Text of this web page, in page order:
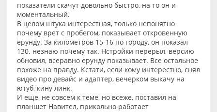
показатели скачут довольно быстро, на то он и
моментальный.
В целом штука интерестная, только непонятно
почему врет с пробегом, показывает откровенную
ерунду. За километров 15-16 по городу, он показал
130. незнаю почему так. Нстройки перерыл, версию
обновил, всеравно ерунду показывает. Все остальное
похоже на правду. Кстати, если кому интерестно, снял
видео про девайс и адаптер, вечерком выкачу на
ютуб, кину линк.
И еще, не совсем к теме, но всеже, поставил на
планшет Навител, прикольно работает